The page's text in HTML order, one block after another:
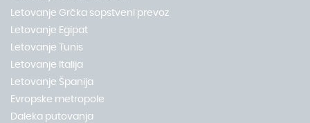
Letovanje Grčka sopstveni prevoz
Letovanje Egipat
Letovanje Tunis
Letovanje Italija
Letovanje Španija
Evropske metropole
Daleka putovanja